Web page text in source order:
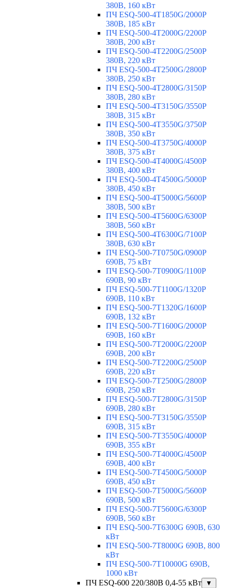
380В, 160 кВт
ПЧ ESQ-500-4T1850G/2000P
380В, 185 кВт
ПЧ ESQ-500-4T2000G/2200P
380В, 200 кВт
ПЧ ESQ-500-4T2200G/2500P
380В, 220 кВт
ПЧ ESQ-500-4T2500G/2800P
380В, 250 кВт
ПЧ ESQ-500-4T2800G/3150P
380В, 280 кВт
ПЧ ESQ-500-4T3150G/3550P
380В, 315 кВт
ПЧ ESQ-500-4T3550G/3750P
380В, 350 кВт
ПЧ ESQ-500-4T3750G/4000P
380В, 375 кВт
ПЧ ESQ-500-4T4000G/4500P
380В, 400 кВт
ПЧ ESQ-500-4T4500G/5000P
380В, 450 кВт
ПЧ ESQ-500-4T5000G/5600P
380В, 500 кВт
ПЧ ESQ-500-4T5600G/6300P
380В, 560 кВт
ПЧ ESQ-500-4T6300G/7100P
380В, 630 кВт
ПЧ ESQ-500-7T0750G/0900P
690В, 75 кВт
ПЧ ESQ-500-7T0900G/1100P
690В, 90 кВт
ПЧ ESQ-500-7T1100G/1320P
690В, 110 кВт
ПЧ ESQ-500-7T1320G/1600P
690В, 132 кВт
ПЧ ESQ-500-7T1600G/2000P
690В, 160 кВт
ПЧ ESQ-500-7T2000G/2200P
690В, 200 кВт
ПЧ ESQ-500-7T2200G/2500P
690В, 220 кВт
ПЧ ESQ-500-7T2500G/2800P
690В, 250 кВт
ПЧ ESQ-500-7T2800G/3150P
690В, 280 кВт
ПЧ ESQ-500-7T3150G/3550P
690В, 315 кВт
ПЧ ESQ-500-7T3550G/4000P
690В, 355 кВт
ПЧ ESQ-500-7T4000G/4500P
690В, 400 кВт
ПЧ ESQ-500-7T4500G/5000P
690В, 450 кВт
ПЧ ESQ-500-7T5000G/5600P
690В, 500 кВт
ПЧ ESQ-500-7T5600G/6300P
690В, 560 кВт
ПЧ ESQ-500-7T6300G 690В, 630
кВт
ПЧ ESQ-500-7T8000G 690В, 800
кВт
ПЧ ESQ-500-7T10000G 690В,
1000 кВт
ПЧ ESQ-600 220/380В 0,4-55 кВт
▼